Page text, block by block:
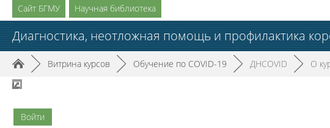
Сайт БГМУ Научная библиотека
Диагностика, неотложная помощь и профилактика
► Витрина курсов ► Обучение по COVID-19 ► ДНCOVID ► О
Войти